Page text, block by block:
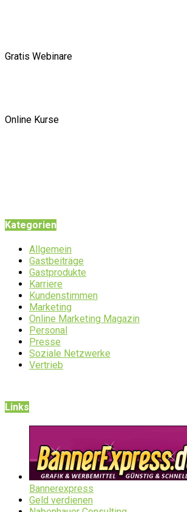
Gratis Webinare
Online Kurse
Kategorien
Allgemein
Gastbeiträge
Gastprodukte
Karriere
Kundenstimmen
Marketing
Online Marketing Magazin
Personal
Presse
Soziale Netzwerke
Vertrieb
Links
Bannerexpress
Geld verdienen